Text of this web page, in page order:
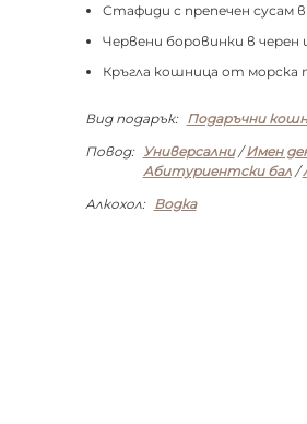
Стафиди с препечен сусам
Червени боровинки в черен
Кръгла кошница от морска
Вид подарък:
Подаръчни
Повод:
Универсални/Имен
Абитуриентски бал/
Алкохол:
Водка